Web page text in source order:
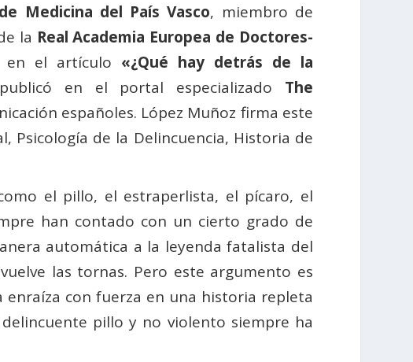
Medicina del País Vasco, miembro de
la Real Academia Europea de Doctores-
en el artículo «¿Qué hay detrás de la
en el portal especializado The
españoles. López Muñoz firma este
Psicología de la Delincuencia, Historia de
el pillo, el estraperlista, el pícaro, el
han contado con un cierto grado de
automática a la leyenda fatalista del
las tornas. Pero este argumento es
con fuerza en una historia repleta
pillo y no violento siempre ha